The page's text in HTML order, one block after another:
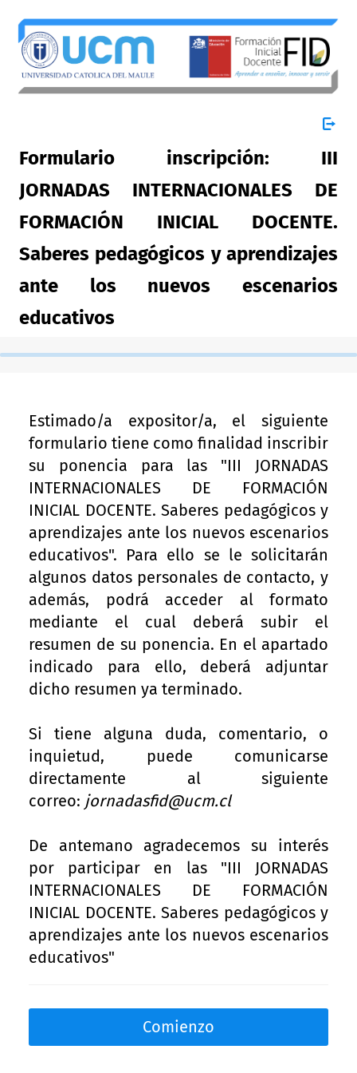
Formulario inscripción: III
JORNADAS INTERNACIONALES DE
FORMACIÓN INICIAL DOCENTE.
Saberes pedagógicos y aprendizajes
ante los nuevos escenarios
educativos
Estimado/a expositor/a, el siguiente
formulario tiene como finalidad inscribir
su ponencia para las "III JORNADAS
INTERNACIONALES DE FORMACIÓN
INICIAL DOCENTE. Saberes pedagógicos y
aprendizajes ante los nuevos escenarios
educativos". Para ello se le solicitarán
algunos datos personales de contacto, y
además, podrá acceder al formato
mediante el cual deberá subir el
resumen de su ponencia. En el apartado
indicado para ello, deberá adjuntar
dicho resumen ya terminado.
Si tiene alguna duda, comentario, o
inquietud, puede comunicarse
directamente al siguiente
correo: jornadasfid@ucm.cl
De antemano agradecemos su interés
por participar en las "III JORNADAS
INTERNACIONALES DE FORMACIÓN
INICIAL DOCENTE. Saberes pedagógicos y
aprendizajes ante los nuevos escenarios
educativos"
Comienzo